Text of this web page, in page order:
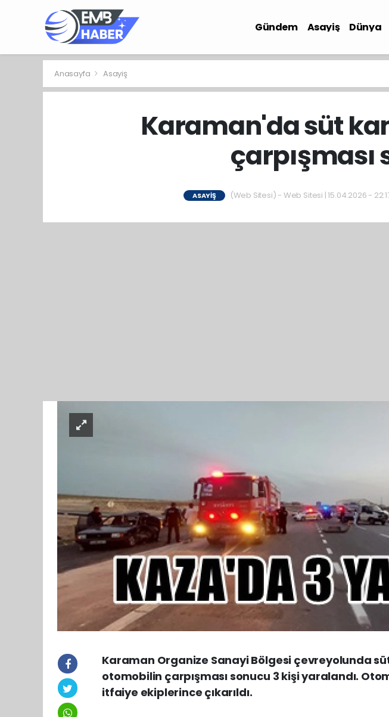
Gündem Asayiş Dünya
Anasayfa Asayiş
Karaman'da süt
çarpışması
ASAYIŞ (Web Sitesi) - Web Sitesi | 15.04.2026 -
Karaman Organize Sanayi Bölgesi çevreyolunda
otomobilin çarpışması sonucu 3 kişi yaralandı.
itfaiye ekiplerince çıkarıldı.